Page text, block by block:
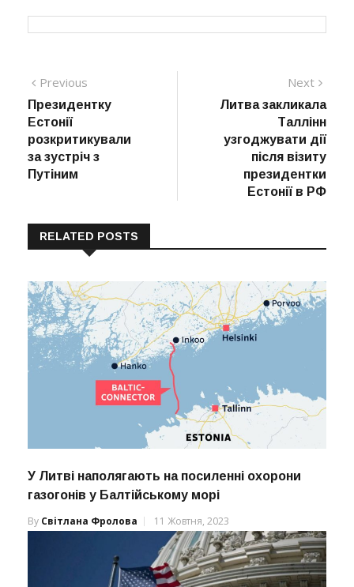
Навігація
записів
Previous
post:
Президентку
Естонії
розкритикували
за зустріч з
Путіним
Next
post:
Литва закликала
Таллінн
узгоджувати дії
після візиту
президентки
Естонії в РФ
RELATED POSTS
У Литві наполягають на посиленні охорони
газогонів у Балтійському морі
By Світлана Фролова 11 Жовтня, 2023